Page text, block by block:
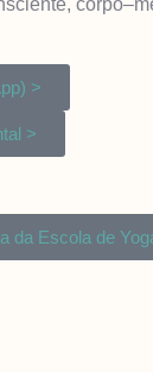
>
>
da Escola de